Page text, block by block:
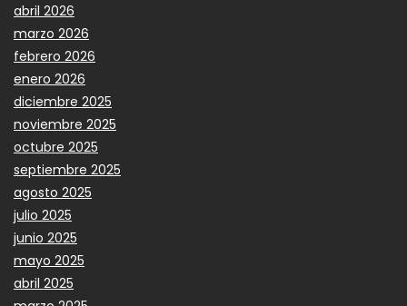
abril 2026
marzo 2026
febrero 2026
enero 2026
diciembre 2025
noviembre 2025
octubre 2025
septiembre 2025
agosto 2025
julio 2025
junio 2025
mayo 2025
abril 2025